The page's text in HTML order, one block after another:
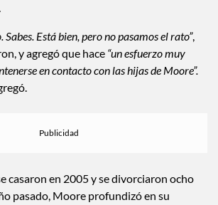
Sabes. Está bien, pero no pasamos el rato”,
y agregó que hace “un esfuerzo muy
en contacto con las hijas de Moore”.
casaron en 2005 y se divorciaron ocho
pasado, Moore profundizó en su